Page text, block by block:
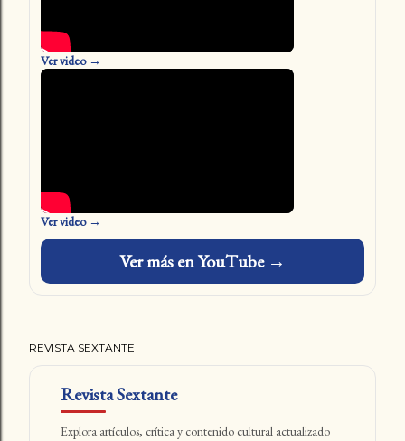
Ver video →
Ver video →
Ver más en YouTube →
REVISTA SEXTANTE
Revista Sextante
Explora artículos, crítica y contenido cultural actualizado